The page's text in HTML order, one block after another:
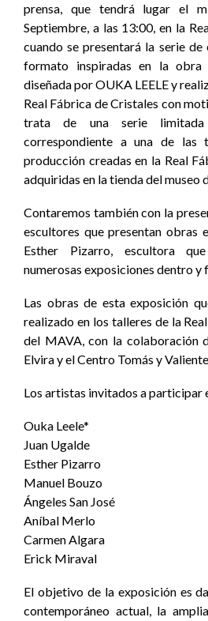
prensa, que tendrá lugar el
Septiembre, a las 13:00, en la
cuando se presentará la serie de
formato inspiradas en la obra
diseñada por OUKA LEELE y
Real Fábrica de Cristales con
trata de una serie
correspondiente a una de las
producción creadas en la Real
adquiridas en la tienda del museo
Contaremos también con la
escultores que presentan obras
Esther Pizarro, escultora
numerosas exposiciones dentro y
Las obras de esta exposición
realizado en los talleres de la
del MAVA, con la colaboración
Elvira y el Centro Tomás y
Los artistas invitados a participar
Ouka Leele*
Juan Ugalde
Esther Pizarro
Manuel Bouzo
Ángeles San José
Aníbal Merlo
Carmen Algara
Erick Miraval
El objetivo de la exposición es
contemporáneo actual, la